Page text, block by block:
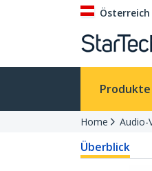
Österreich
Produkte
Home Audio-
Überblick